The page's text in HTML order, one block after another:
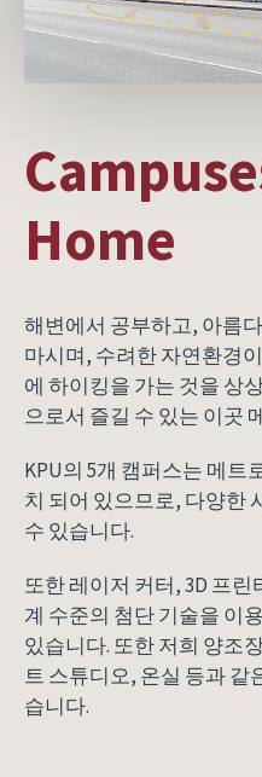
Home
해변에서 공부하고, 아름
마시며, 수려한 자연환경
에 하이킹을 가는 것을 상
으로서 즐길 수 있는 이곳
KPU의 5개 캠퍼스는 메트
치 되어 있으므로, 다양한
수 있습니다.
또한 레이저 커터, 3D 프
계 수준의 첨단 기술을 이
있습니다. 또한 저희 양조
트 스튜디오, 온실 등과 같
습니다.